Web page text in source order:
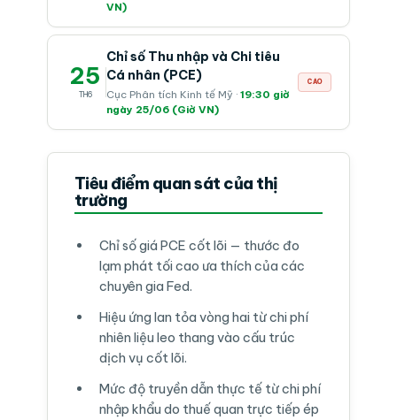
VN)
25
TH6
Chỉ số Thu nhập và Chi tiêu
Cá nhân (PCE)
Cục Phân tích Kinh tế Mỹ · 19:30 giờ
ngày 25/06 (Giờ VN)
CAO
Tiêu điểm quan sát của thị
trường
Chỉ số giá PCE cốt lõi — thước đo
lạm phát tối cao ưa thích của các
chuyên gia Fed.
Hiệu ứng lan tỏa vòng hai từ chi phí
nhiên liệu leo thang vào cấu trúc
dịch vụ cốt lõi.
Mức độ truyền dẫn thực tế từ chi phí
nhập khẩu do thuế quan trực tiếp ép